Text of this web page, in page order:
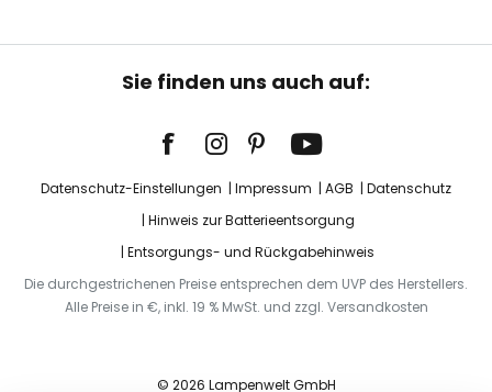
Sie finden uns auch auf:
Datenschutz-Einstellungen Impressum AGB
Datenschutz
Hinweis zur Batterieentsorgung
Entsorgungs- und Rückgabehinweis
Die durchgestrichenen Preise entsprechen dem UVP des Herstellers.
Alle Preise in €, inkl. 19 % MwSt. und zzgl. Versandkosten
© 2026 Lampenwelt GmbH